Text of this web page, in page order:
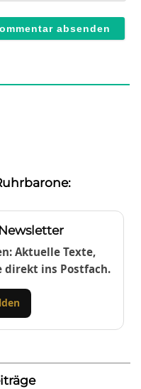
Aktuelle Texte,
direkt ins Postfach.